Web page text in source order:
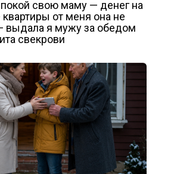
свою маму — денег на
от меня она не
выдала я мужу за обедом
свекрови